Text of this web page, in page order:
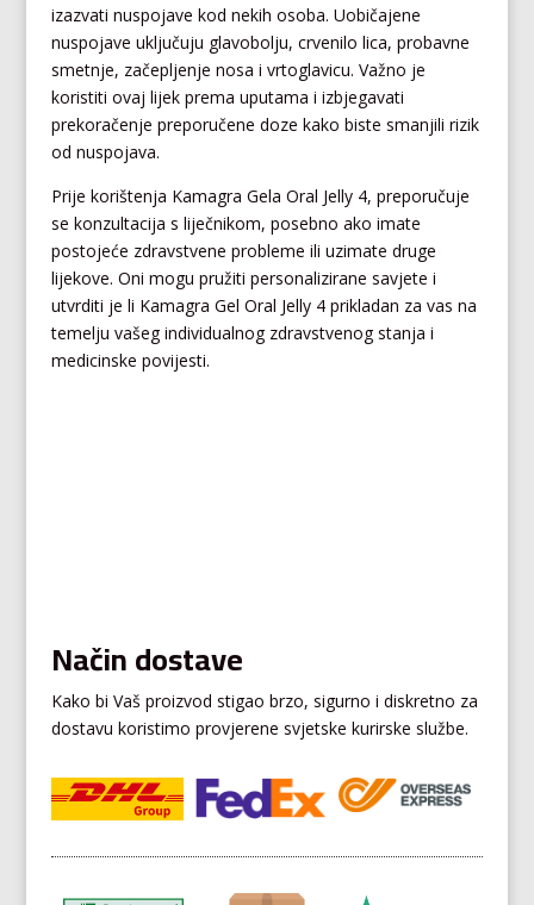
izazvati nuspojave kod nekih osoba. Uobičajene
nuspojave uključuju glavobolju, crvenilo lica, probavne
smetnje, začepljenje nosa i vrtoglavicu. Važno je
koristiti ovaj lijek prema uputama i izbjegavati
prekoračenje preporučene doze kako biste smanjili rizik
od nuspojava.
Prije korištenja Kamagra Gela Oral Jelly 4, preporučuje
se konzultacija s liječnikom, posebno ako imate
postojeće zdravstvene probleme ili uzimate druge
lijekove. Oni mogu pružiti personalizirane savjete i
utvrditi je li Kamagra Gel Oral Jelly 4 prikladan za vas na
temelju vašeg individualnog zdravstvenog stanja i
medicinske povijesti.
Način dostave
Kako bi Vaš proizvod stigao brzo, sigurno i diskretno za
dostavu koristimo provjerene svjetske kurirske službe.